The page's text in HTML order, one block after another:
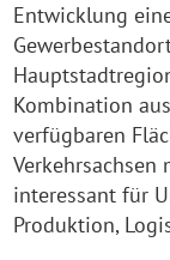
Entwicklung
Kombination
verfügbaren
Verkehrsachsen
interessant für
Produktion,